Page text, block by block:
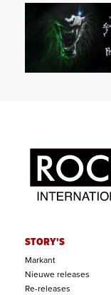
STORY'S
Markant
Nieuwe releases
Re-releases